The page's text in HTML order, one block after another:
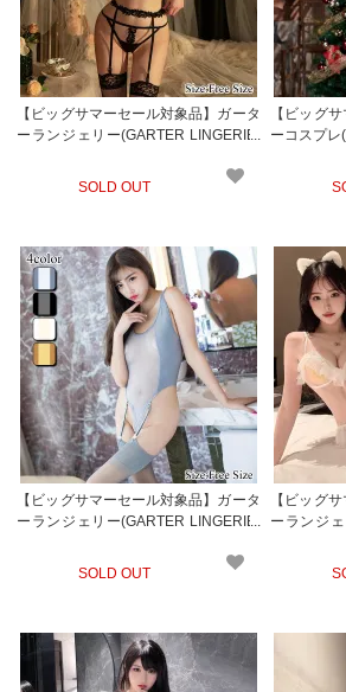
【ビッグサマーセール対象品】ガータ
ーランジェリー(GARTER LINGERIE)
SOLD OUT
【ビッグ
ーコスプ
【ビッグサマーセール対象品】ガータ
ーランジェリー(GARTER LINGERIE)
SOLD OUT
【ビッグ
ーランジ